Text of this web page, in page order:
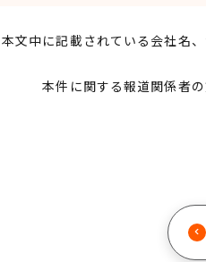
本文中に記載されている会社名
本件に関する報道関係者の